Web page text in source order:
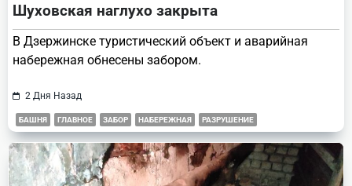
Шуховская наглухо закрыта
В Дзержинске туристический объект и аварийная
набережная обнесены забором.
2 Дня Назад
БАШНЯ ГЛАВНОЕ ЗАБОР НАБЕРЕЖНАЯ РАЗРУШЕНИЕ